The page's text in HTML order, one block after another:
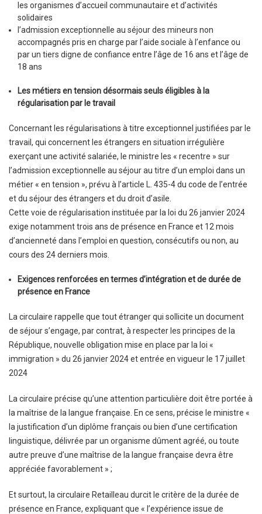
les organismes d’accueil communautaire et d’activités
solidaires
l’admission exceptionnelle au séjour des mineurs non
accompagnés pris en charge par l’aide sociale à l’enfance ou
par un tiers digne de confiance entre l’âge de 16 ans et l’âge de
18 ans
Les métiers en tension désormais seuls éligibles à la
régularisation par le travail
Concernant les régularisations à titre exceptionnel justifiées par le
travail, qui concernent les étrangers en situation irrégulière
exerçant une activité salariée, le ministre les « recentre » sur
l’admission exceptionnelle au séjour au titre d’un emploi dans un
métier « en tension », prévu à l’article L. 435-4 du code de l’entrée
et du séjour des étrangers et du droit d’asile.
Cette voie de régularisation instituée par la loi du 26 janvier 2024
exige notamment trois ans de présence en France et 12 mois
d’ancienneté dans l’emploi en question, consécutifs ou non, au
cours des 24 derniers mois.
Exigences renforcées en termes d’intégration et de durée de
présence en France
La circulaire rappelle que tout étranger qui sollicite un document
de séjour s’engage, par contrat, à respecter les principes de la
République, nouvelle obligation mise en place par la loi «
immigration » du 26 janvier 2024 et entrée en vigueur le 17 juillet
2024
La circulaire précise qu’une attention particulière doit être portée à
la maîtrise de la langue française. En ce sens, précise le ministre «
la justification d’un diplôme français ou bien d’une certification
linguistique, délivrée par un organisme dûment agréé, ou toute
autre preuve d’une maîtrise de la langue française devra être
appréciée favorablement » ;
Et surtout, la circulaire Retailleau durcit le critère de la durée de
présence en France, expliquant que « l’expérience issue de